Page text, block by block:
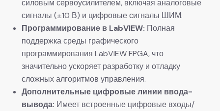
силовым сервоусилителем, включая аналоговые
сигналы (±10 В) и цифровые сигналы ШИМ.
​Программирование в LabVIEW:​ ​ Полная
поддержка среды графического
программирования LabVIEW FPGA, что
значительно ускоряет разработку и отладку
сложных алгоритмов управления.
​Дополнительные цифровые линии ввода-
вывода:​ ​ Имеет встроенные цифровые входы/